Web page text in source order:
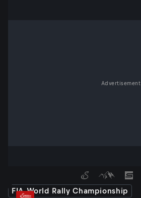
Advertisement
FIA World Rally Championship